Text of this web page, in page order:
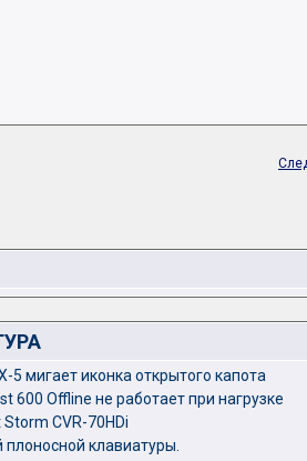
5 мигает иконка открытого капота
600 Offline не работает при нагрузке
CVR-70HDi
клавиатуры.